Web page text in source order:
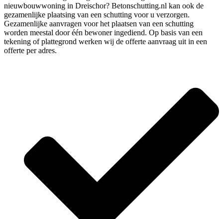
nieuwbouwwoning in Dreischor? Betonschutting.nl kan ook de
gezamenlijke plaatsing van een schutting voor u verzorgen.
Gezamenlijke aanvragen voor het plaatsen van een schutting
worden meestal door één bewoner ingediend. Op basis van een
tekening of plattegrond werken wij de offerte aanvraag uit in een
offerte per adres.